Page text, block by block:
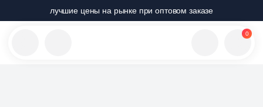
лучшие цены на рынке при оптовом заказе
0